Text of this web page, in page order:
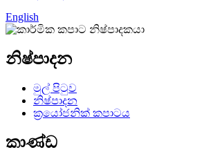
English
නිෂ්පාදන
මුල් පිටුව
නිෂ්පාදන
ක්‍රයෝජනික් කපාටය
කාණ්ඩ